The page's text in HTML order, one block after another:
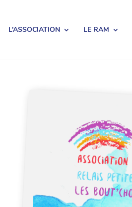
L’ASSOCIATION LE RAM